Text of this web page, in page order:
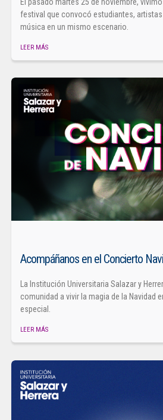
festival que convocó estudiantes,
música en un mismo escenario.
LEER MÁS
Acompáñanos en el Concierto
La Institución Universitaria Salazar y
comunidad a vivir la magia de la Navidad
especial.
LEER MÁS